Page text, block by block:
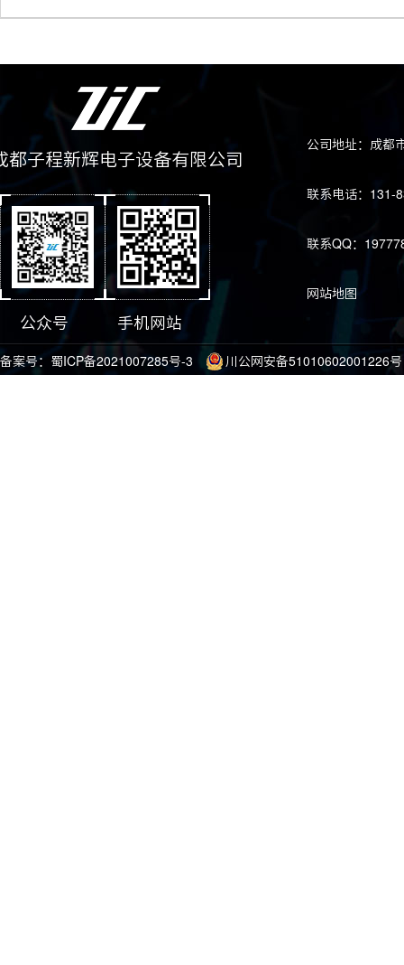
都子程新辉电子设备有限公司
公众号 手机网站
公司地址：成都
联系电话：131-
联系QQ：
网站地图
备案号： 蜀ICP备2021007285号-3 川公网安备51010602001226号